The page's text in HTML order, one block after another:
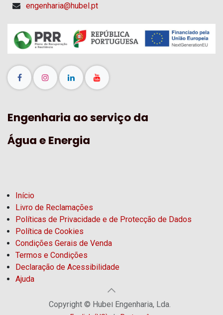
engenharia@hubel.pt
Engenharia ao serviço da
Água e Energia
Início
Livro de Reclamações
Políticas de Privacidade e de Protecção de Dados
Política de Cookies
Condições Gerais de Venda
Termos e Condições
Declaração de Acessibilidade
Ajuda
Copyright © Hubel Engenharia, Lda.